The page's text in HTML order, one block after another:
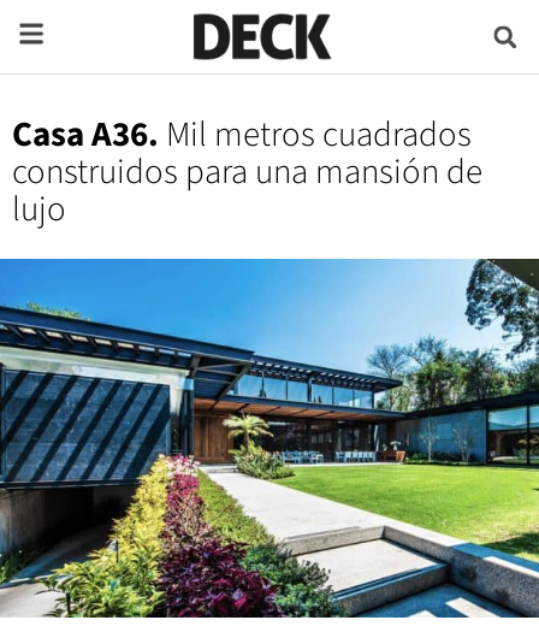
Casa A36. Mil metros cuadrados
construidos para una mansión de
lujo